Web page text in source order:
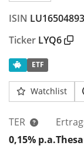
ISIN
Ticker LYQ6
ETF
Watchlist
TER
0,15% p.a.